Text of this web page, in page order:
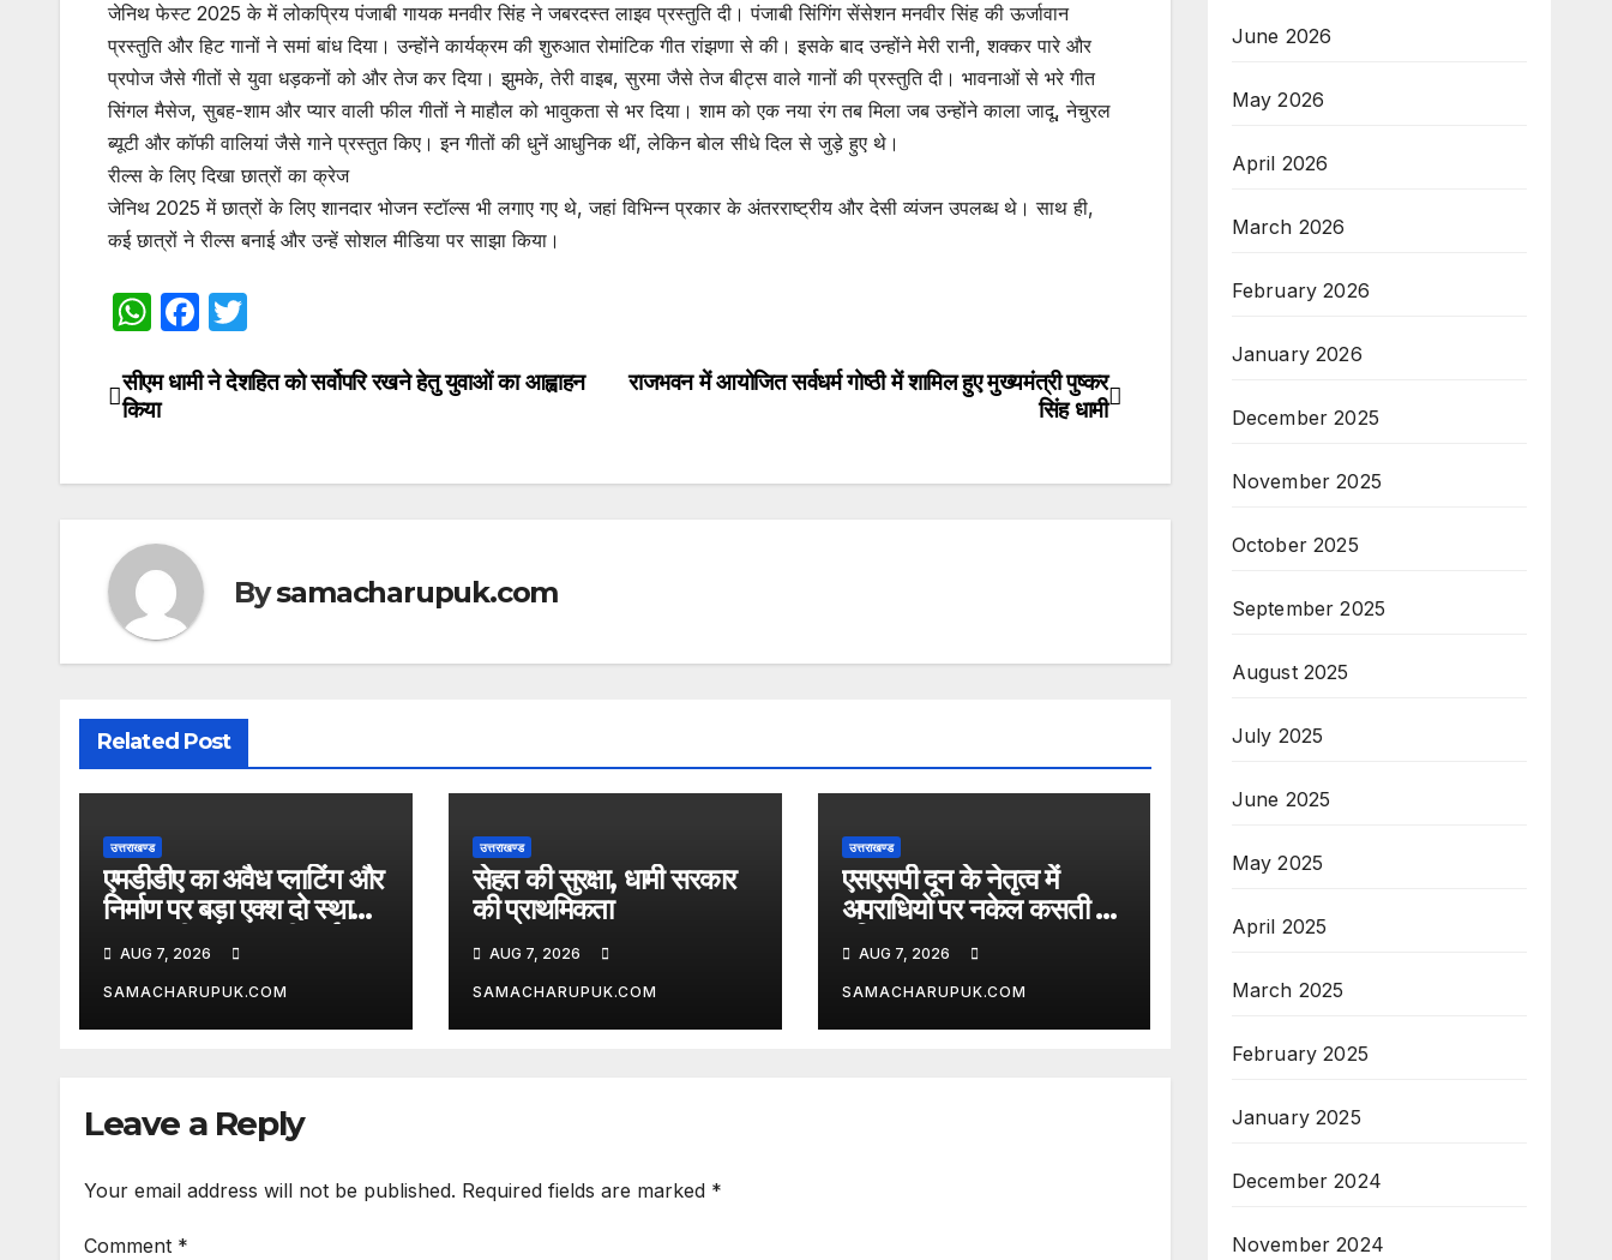
जेनिथ फेस्ट 2025 के में लोकप्रिय पंजाबी गायक मनवीर सिंह ने जबरदस्त लाइव प्रस्तुति दी। पंजाबी सिंगिंग सेंसेशन मनवीर सिंह की ऊर्जावान
प्रस्तुति और हिट गानों ने समां बांध दिया। उन्होंने कार्यक्रम की शुरुआत रोमांटिक गीत रांझणा से की। इसके बाद उन्होंने मेरी रानी, शक्कर पारे और
प्रपोज जैसे गीतों से युवा धड़कनों को और तेज कर दिया। झुमके, तेरी वाइब, सुरमा जैसे तेज बीट्स वाले गानों की प्रस्तुति दी। भावनाओं से भरे गीत
सिंगल मैसेज, सुबह-शाम और प्यार वाली फील गीतों ने माहौल को भावुकता से भर दिया। शाम को एक नया रंग तब मिला जब उन्होंने काला जादू, नेचुरल
ब्यूटी और कॉफी वालियां जैसे गाने प्रस्तुत किए। इन गीतों की धुनें आधुनिक थीं, लेकिन बोल सीधे दिल से जुड़े हुए थे।
रील्स के लिए दिखा छात्रों का क्रेज
जेनिथ 2025 में छात्रों के लिए शानदार भोजन स्टॉल्स भी लगाए गए थे, जहां विभिन्न प्रकार के अंतरराष्ट्रीय और देसी व्यंजन उपलब्ध थे। साथ ही,
कई छात्रों ने रील्स बनाई और उन्हें सोशल मीडिया पर साझा किया।
W
at
s
p
F
c
k
itt
Post
राजभवन में आयोजित सर्वधर्म गोष्ठी में शामिल हुए मुख्यमंत्री पुष्कर
सिंह धामी
सीएम धामी ने देशहित को सर्वोपरि रखने हेतु युवाओं का आह्वाहन
किया
Bysamacharupuk.com
Related Post
उत्तराखण्ड
एमडीडीए का अवैध प्लाटिंग और
निर्माण पर बड़ा एक्श दो स्थानों
पर ध्वस्तीकरण, मसूरी मार्ग पर
अवैध निर्माण सील
AUG 7, 2026
SAMACHARUPUK.COM
उत्तराखण्ड
सेहत की सुरक्षा, धामी सरकार
की प्राथमिकता
AUG 7, 2026
SAMACHARUPUK.COM
उत्तराखण्ड
एसएसपी दून के नेतृत्व में
अपराधियो पर नकेल कसती दून
पुलिस
AUG 7, 2026
SAMACHARUPUK.COM
Leave a Reply
Your email address will not be published. Required fields are marked *
Comment *
June 2026
May 2026
April 2026
March 2026
February 2026
January 2026
December 2025
November 2025
October 2025
September 2025
August 2025
July 2025
June 2025
May 2025
April 2025
March 2025
February 2025
January 2025
December 2024
November 2024